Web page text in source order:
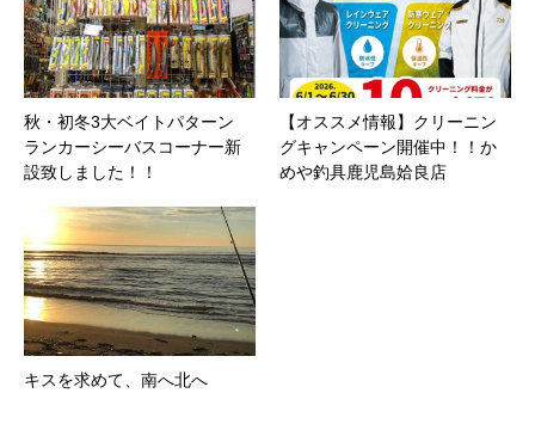
秋・初冬3大ベイトパターン
ランカーシーバスコーナー新
設致しました！！
【オススメ情報】クリーニン
グキャンペーン開催中！！か
めや釣具鹿児島姶良店
キスを求めて、南へ北へ